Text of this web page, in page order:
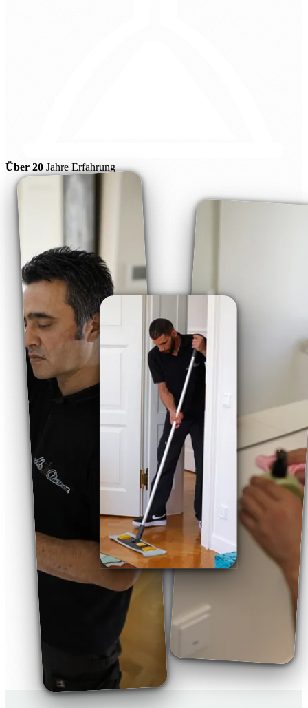
Über 20 Jahre Erfahrung